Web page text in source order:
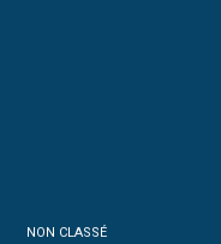
NON CLASSÉ